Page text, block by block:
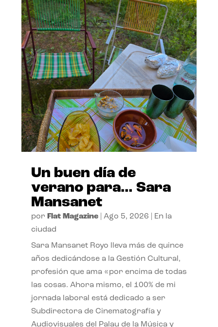
Un buen día de
verano para… Sara
Mansanet
por Flat Magazine| Ago 5, 2026
En la
ciudad
Sara Mansanet Royo lleva más de quince
años dedicándose a la Gestión Cultural,
profesión que ama «por encima de todas
las cosas. Ahora mismo, el 100% de mi
jornada laboral está dedicado a ser
Subdirectora de Cinematografía y
Audiovisuales del Palau de la Música y